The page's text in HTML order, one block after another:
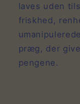
laves uden
friskhed,
præg, der
pengene.